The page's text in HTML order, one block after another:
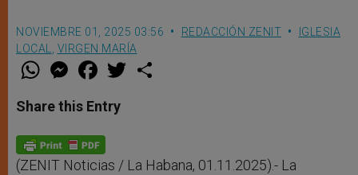
NOVIEMBRE 01, 2025 03:56 REDACCIÓN ZENIT
IGLESIA
LOCAL
VIRGEN MARÍA
W
t
s
p
p
M
e
s
e
g
e
r
F
a
e
b
o
k
w
Share this Entry
(ZENIT Noticias / La Habana, 01.11.2025).- La